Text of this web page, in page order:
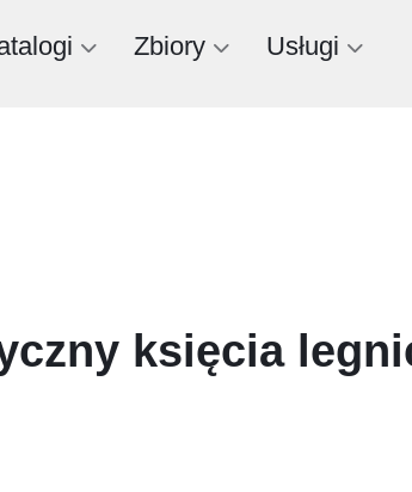
Zbiory Usługi
księcia